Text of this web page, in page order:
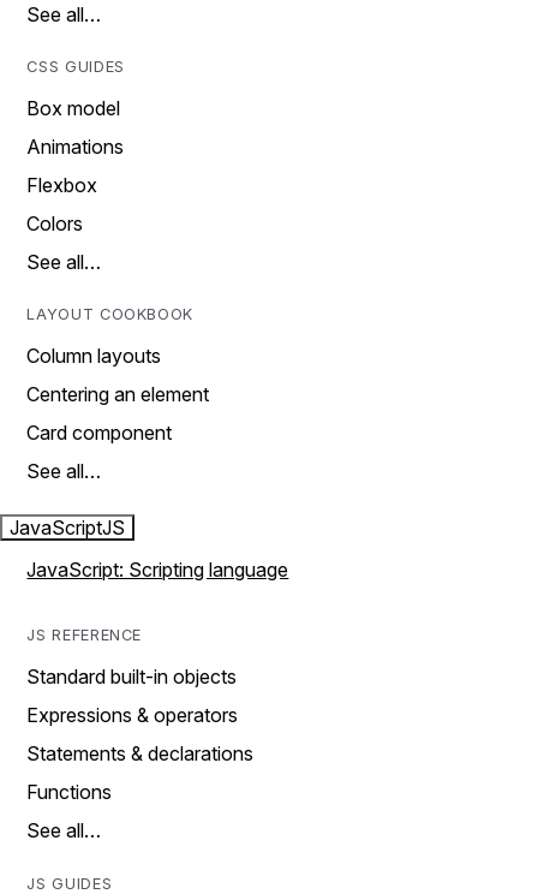
See all…
CSS GUIDES
Box model
Animations
Flexbox
Colors
See all…
LAYOUT COOKBOOK
Column layouts
Centering an element
Card component
See all…
JavaScriptJS
JavaScript: Scripting language
JS REFERENCE
Standard built-in objects
Expressions & operators
Statements & declarations
Functions
See all…
JS GUIDES